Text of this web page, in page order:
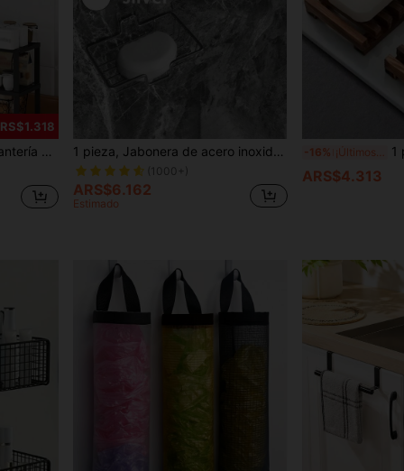
Accesorios de cocina, Suministros de organización del hogar
1 pieza, Jabonera de acero inoxidable antioxidante - Soporte de jabón montado en la pared para baño y cocina - Fácil de instalar - Cuadrado (Negro-Plateado) Accesorios de baño Herramientas de baño
(1000+)
ARS$6.162
Estimado
-16% 1 pieza
ARS$4.313